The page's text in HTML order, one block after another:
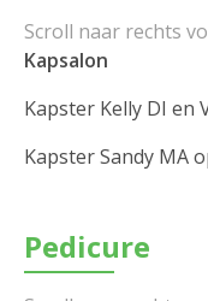
Kapsalon
Kapster Kelly DI en
Kapster Sandy MA
Pedicure